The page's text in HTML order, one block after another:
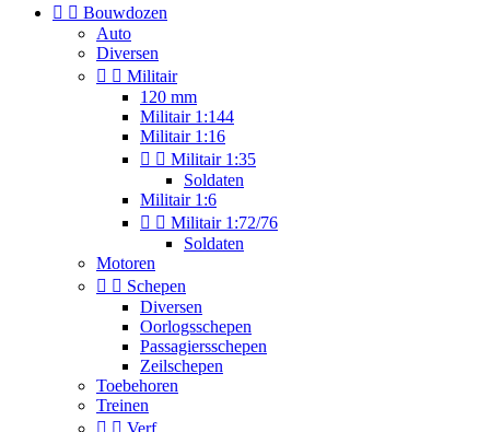
  Bouwdozen
Auto
Diversen
  Militair
120 mm
Militair 1:144
Militair 1:16
  Militair 1:35
Soldaten
Militair 1:6
  Militair 1:72/76
Soldaten
Motoren
  Schepen
Diversen
Oorlogsschepen
Passagiersschepen
Zeilschepen
Toebehoren
Treinen
  Verf